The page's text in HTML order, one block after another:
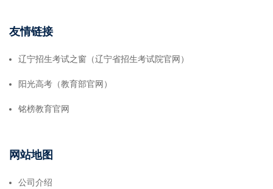
友情链接
辽宁招生考试之窗（辽宁省招生考试院官网）
阳光高考（教育部官网）
铭榜教育官网
网站地图
公司介绍